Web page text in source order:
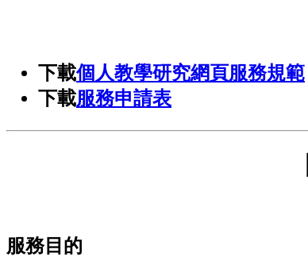
下載個人教學研究網頁服務規範
下載服務申請表
服務目的